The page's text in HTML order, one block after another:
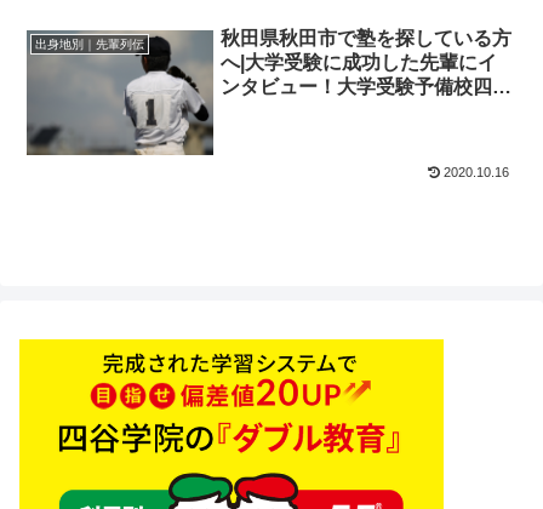
出身地別｜先輩列伝
秋田県秋田市で塾を探している方
へ|大学受験に成功した先輩にイ
ンタビュー！大学受験予備校四谷
2020.10.16